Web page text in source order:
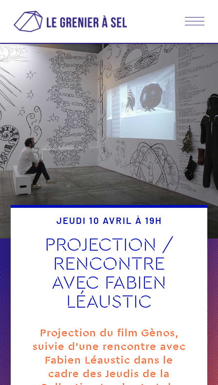
JEUDI 10 AVRIL À 19H
PROJECTION /
RENCONTRE
AVEC FABIEN
LÉAUSTIC
Projection du film Gènos,
suivie d’une rencontre avec
Fabien Léaustic dans le
cadre des Jeudis de la